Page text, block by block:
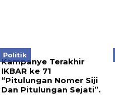
Politik
Kampanye Terakhir
IKBAR ke 71
“Pitulungan Nomer Siji
Dan Pitulungan Sejati”.